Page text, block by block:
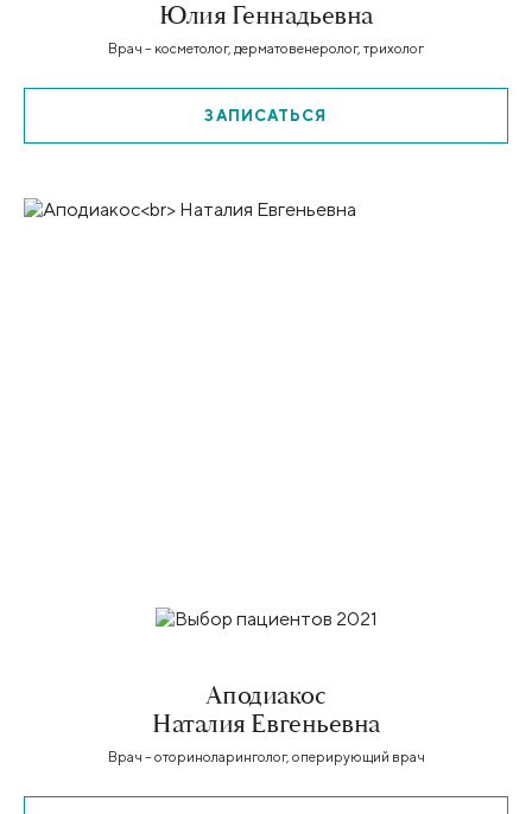
Юлия Геннадьевна
Врач – косметолог, дерматовенеролог, трихолог
ЗАПИСАТЬСЯ
Аподиакос
Наталия Евгеньевна
Врач – оториноларинголог, оперирующий врач